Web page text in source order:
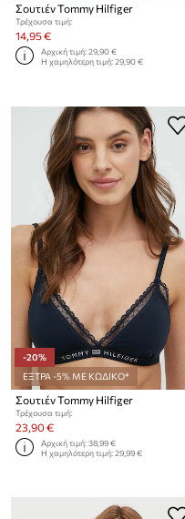
Σουτιέν Tommy Hilfiger
Τρέχουσα τιμή:
14,95 €
Αρχική τιμή:29,90 €
Η χαμηλότερη τιμή:29,90 €
-20%
ΕΞΤΡΑ -5% ΜΕ ΚΩΔΙΚΟ*
Σουτιέν Tommy Hilfiger
Τρέχουσα τιμή:
23,90 €
Αρχική τιμή:38,99 €
Η χαμηλότερη τιμή:29,99 €